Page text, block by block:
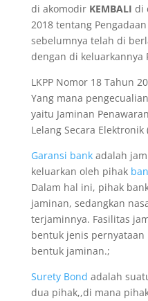
di akomodir KEMBALI di
2018 tentang
sebelumnya telah di
dengan di keluarkannya
LKPP Nomor 18 Tahun
Yang mana
yaitu Jaminan
Lelang Secara Elektronik
Garansi bankadalah
keluarkan oleh pihak
Dalam hal ini, pihak
jaminan, sedangkan
terjaminnya. Fasilitas
bentuk jenis
bentuk jaminan.;
Surety Bond adalah
dua pihak,,di mana